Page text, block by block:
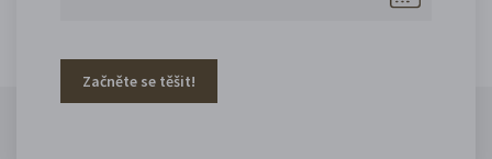
Začněte se těšit!